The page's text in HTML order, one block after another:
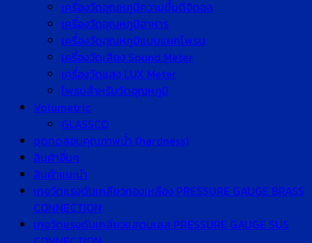
เครื่องวัดอุณหภูมิความชื้นดิจิตอล
เครื่องวัดอุณหภูมิอาหาร
เครื่องวัดอุณหภูมิแบบแยกโพรบ
เครื่องวัดเสียง Sound Meter
เครื่องวัดแสง LUX Meter
โพรบสำหรับวัดอุณหภูมิ
Volumetric
GLASSCO
ชุดทดสอบคุณภาพน้ำ (hardness)
สินค้าอื่นๆ
สินค้าแนะนำ
เกจวัดแรงดันเกลียวทองเหลือง PRESSURE GAUGE BRASS
CONNECTION
เกจวัดแรงดันเกลียวแสตนเลส PRESSURE GAUGE SUS